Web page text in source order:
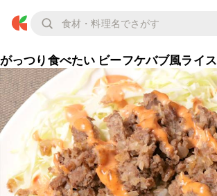
がっつり食べたい ビーフケバブ風ライス